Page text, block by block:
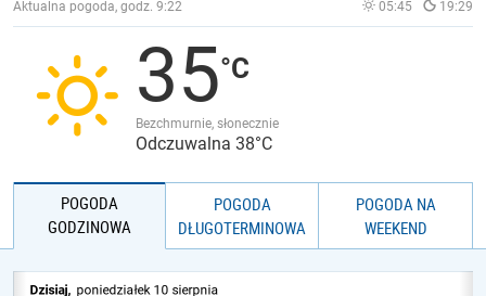
JAKOŚĆ POWIETRZA
Aktualna pogoda, godz. 9:22 05:45 19:29
35
Bezchmurnie, słonecznie
Odczuwalna 38°C
POGODA
GODZINOWA
POGODA
DŁUGOTERMINOWA
POGODA NA
WEEKEND